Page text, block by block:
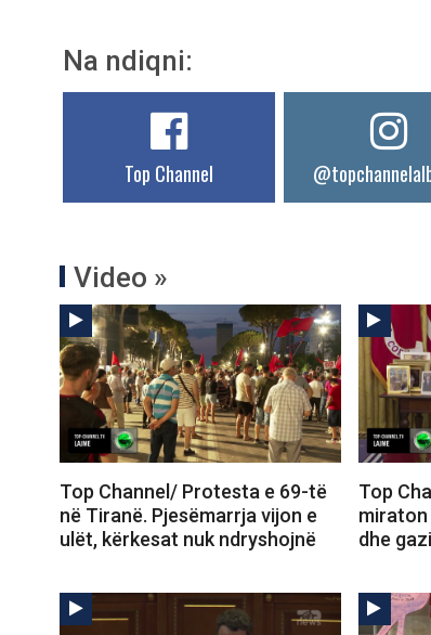
Na ndiqni:
Top Channel
Video »
Top Channel/ Protesta e 69-të
në Tiranë. Pjesëmarrja vijon e
ulët, kërkesat nuk ndryshojnë
Top
miraton
dhe